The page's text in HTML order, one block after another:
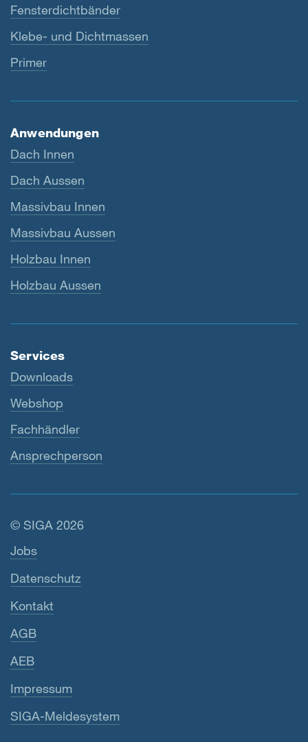
Fensterdichtbänder
Klebe- und Dichtmassen
Primer
Anwendungen
Dach Innen
Dach Aussen
Massivbau Innen
Massivbau Aussen
Holzbau Innen
Holzbau Aussen
Services
Downloads
Webshop
Fachhändler
Ansprechperson
© SIGA 2026
Footer-Navigation
Jobs
Datenschutz
Kontakt
AGB
AEB
Impressum
SIGA-Meldesystem